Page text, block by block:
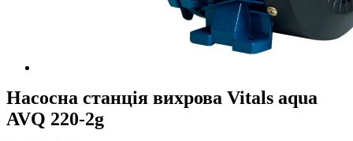
Насосна станція вихрова Vitals aqua
AVQ 220-2g